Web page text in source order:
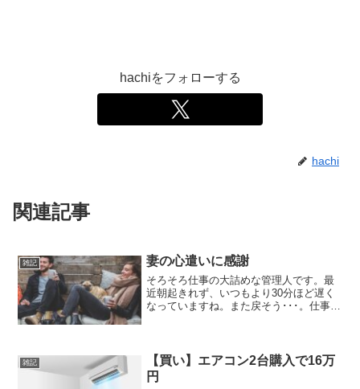
hachiをフォローする
hachi
関連記事
雑記 妻の心遣いに感謝
そろそろ仕事の大詰めな管理人です。最
近朝起きれず、いつもより30分ほど遅く
なっていますね。また戻そう･･･。仕事が
るなと感じているの...
雑記
【買い】エアコン2台購入で16万
円